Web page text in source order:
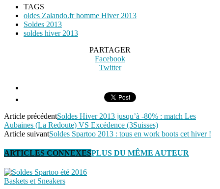
TAGS
oldes Zalando.fr homme Hiver 2013
Soldes 2013
soldes hiver 2013
PARTAGER
Facebook
Twitter
Article précédentSoldes Hiver 2013 jusqu’à -80% : match Les
Aubaines (La Redoute) VS Excédence (3Suisses)
Article suivantSoldes Spartoo 2013 : tous en work boots cet hiver !
ARTICLES CONNEXESPLUS DU MÊME AUTEUR
Baskets et Sneakers